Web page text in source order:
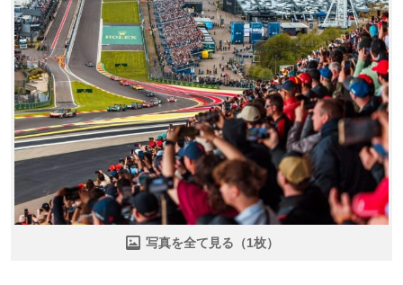
写真を全て見る（1枚）